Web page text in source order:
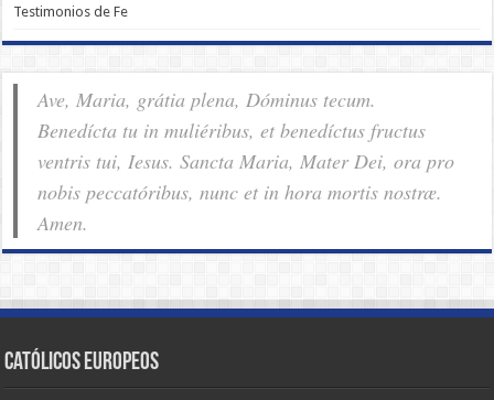
Testimonios de Fe
Ave, Maria, grátia plena, Dóminus tecum.
Benedícta tu in muliéribus, et benedíctus fructus
ventris tui, Iesus. Sancta Maria, Mater Dei, ora pro
nobis pec­ca­tóribus, nunc et in hora mortis nostræ.
Amen.
Católicos Europeos